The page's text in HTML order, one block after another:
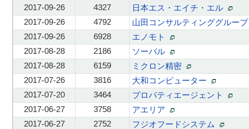
2017-09-26
4327 日本エス・エイチ・エル
2017-09-26
4792 山田コンサルティンググループ
2017-09-26
6928 エノモト
2017-08-28
2186 ソーバル
2017-08-28
6159 ミクロン精密
2017-07-26
3816 大和コンピューター
2017-07-20
3464 プロパティエージェント
2017-06-27
3758 アエリア
2017-06-27
2752 フジオフードシステム